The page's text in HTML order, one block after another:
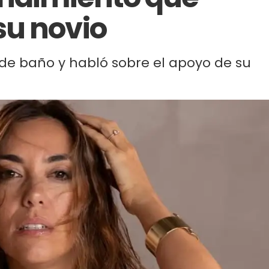
novio
baño y habló sobre el apoyo de su